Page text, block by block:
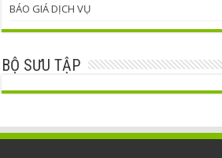
BÁO GIÁ DỊCH VỤ
BỘ SƯU TẬP